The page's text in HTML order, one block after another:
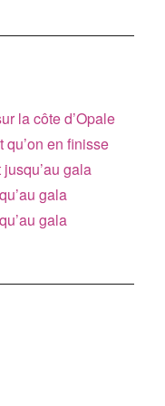
la côte d’Opale
qu’on en finisse
gala
gala
gala